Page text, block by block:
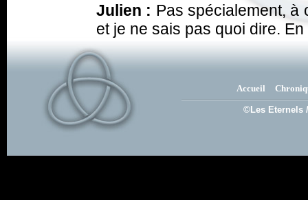
Julien : Pas spécialement, à
et je ne sais pas quoi dire.
Accueil
©Les Eternels